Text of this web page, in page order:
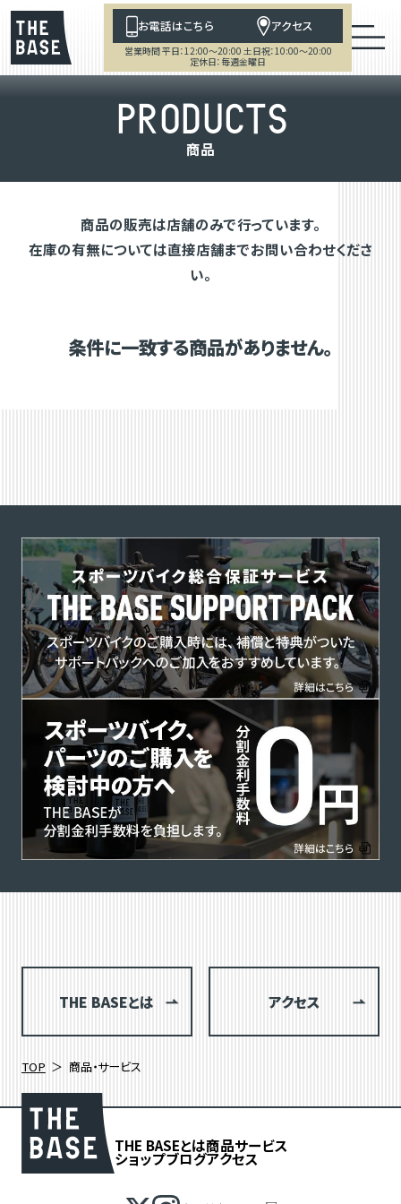
お電話はこちら アクセス
営業時間 平日：12:00～20:00 土日祝：10:00～20:00
定休日：毎週金曜日
PRODUCTS
商品
商品の販売は店舗のみで行っています。
在庫の有無については直接店舗までお問い合わせくださ
い。
条件に一致する商品がありません。
THE BASEとは アクセス
TOP 商品・サービス
THE BASEとは商品サービス
ショップブログアクセス